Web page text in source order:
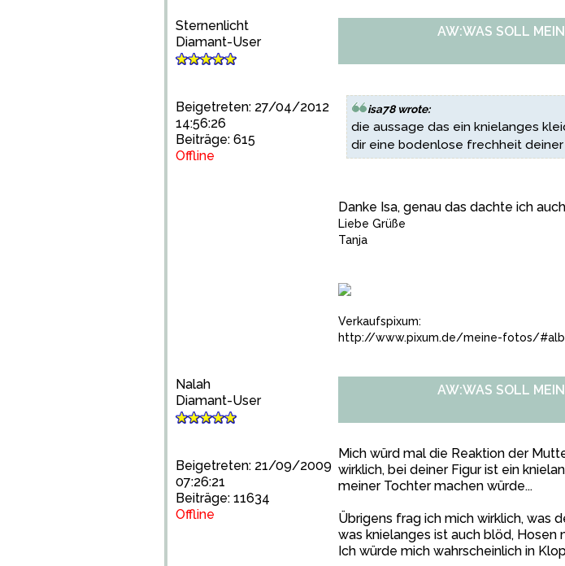
Sternenlicht
Diamant-User
Beigetreten: 27/04/2012
14:56:26
Beiträge: 615
Offline
AW:WAS SOLL
isa78 wrote:
die aussage das ein knielanges
dir eine bodenlose frechheit deiner
Danke Isa, genau das dachte ich
Liebe Grüße
Tanja
Verkaufspixum:
http://www.pixum.de/meine-fotos/
Nalah
Diamant-User
Beigetreten: 21/09/2009
07:26:21
Beiträge: 11634
Offline
AW:WAS SOLL
Mich würd mal die Reaktion der
wirklich, bei deiner Figur ist ein
meiner Tochter machen würde...
Übrigens frag ich mich wirklich, was
was knielanges ist auch blöd, Hosen
Ich würde mich wahrscheinlich in